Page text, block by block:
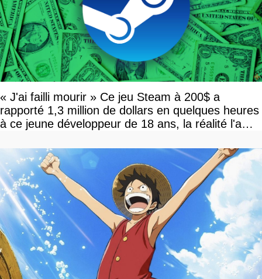
« J'ai failli mourir » Ce jeu Steam à 200$ a
rapporté 1,3 million de dollars en quelques heures
à ce jeune développeur de 18 ans, la réalité l'a